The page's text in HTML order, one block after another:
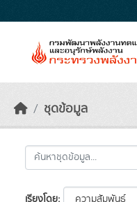
ชุดข้อมูล
เรียงโดย